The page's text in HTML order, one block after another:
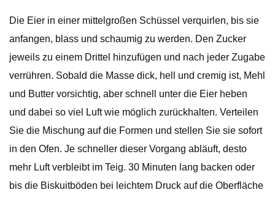
Die Eier in einer mittelgroßen Schüssel verquirlen, bis sie
anfangen, blass und schaumig zu werden. Den Zucker
jeweils zu einem Drittel hinzufügen und nach jeder Zugabe
verrühren. Sobald die Masse dick, hell und cremig ist, Mehl
und Butter vorsichtig, aber schnell unter die Eier heben
und dabei so viel Luft wie möglich zurückhalten. Verteilen
Sie die Mischung auf die Formen und stellen Sie sie sofort
in den Ofen. Je schneller dieser Vorgang abläuft, desto
mehr Luft verbleibt im Teig. 30 Minuten lang backen oder
bis die Biskuitböden bei leichtem Druck auf die Oberfläche